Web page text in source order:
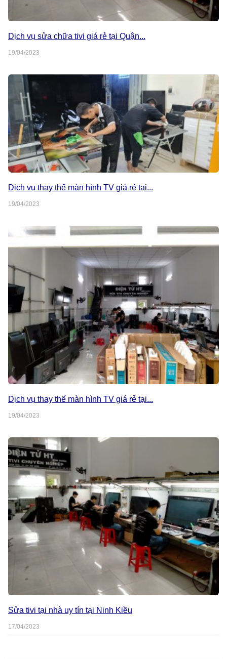
Dịch vụ sửa chữa tivi giá rẻ tại Quận...
19/04/2023
Dịch vụ thay thế màn hình TV giá rẻ tại...
19/04/2023
Dịch vụ thay thế màn hình TV giá rẻ tại...
19/04/2023
Sửa tivi tại nhà uy tín tại Ninh Kiều
17/04/2023